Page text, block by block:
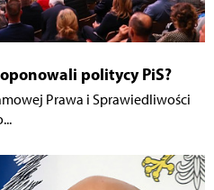
politycy PiS?
Prawa i Sprawiedliwości